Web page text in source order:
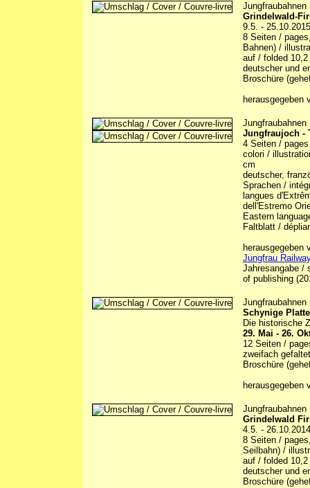
Jungfraubahnen
Grindelwald-
9.5. -
8 Seiten /
Bahnen) /
auf / folded
deutscher und
Broschüre
Jungfraubahnen
Jungfraujoch -
4 Seiten /
colori /
cm
deutscher,
Sprachen /
langues
dell'Estremo
Eastern
Faltblatt /
Jungfrau
Jahresangabe /
of publishing
Jungfraubahnen
Schynige Platte
Die historische
29. Mai - 26.
12 Seiten /
zweifach
Broschüre
herausgegeben
Jungfraubahnen
Grindelwald
4.5. -
8 Seiten /
Seilbahn) /
auf / folded
deutscher und
Broschüre